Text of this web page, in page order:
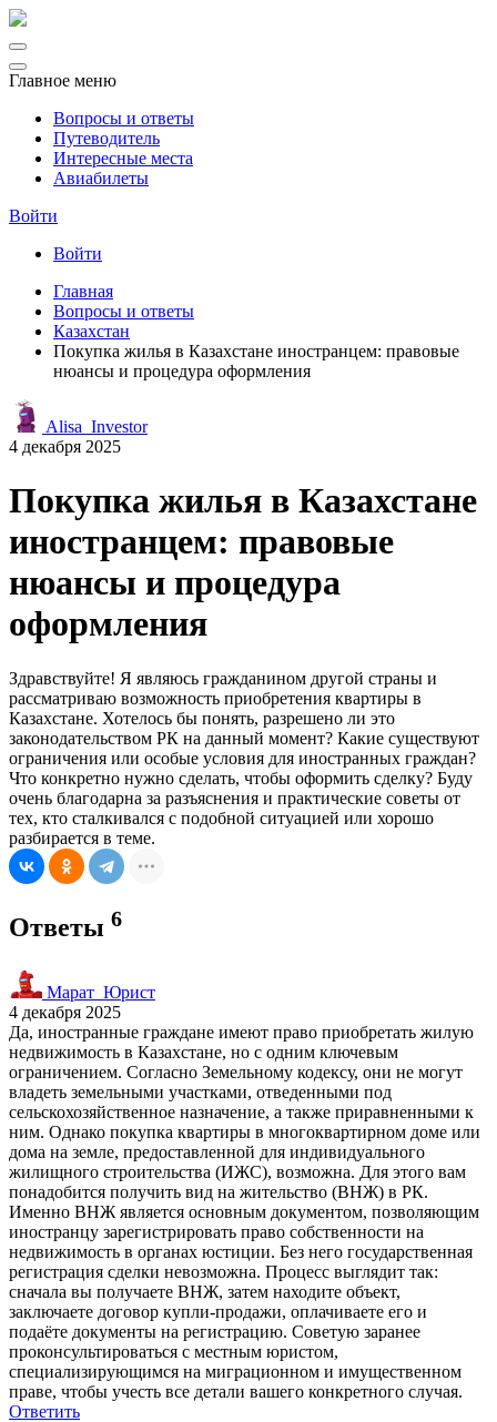
Главное меню
Вопросы и ответы
Путеводитель
Интересные места
Авиабилеты
Войти
Войти
Главная
Вопросы и ответы
Казахстан
Покупка жилья в Казахстане иностранцем: правовые
нюансы и процедура оформления
Alisa_Investor
4 декабря 2025
Покупка жилья в Казахстане
иностранцем: правовые
нюансы и процедура
оформления
Здравствуйте! Я являюсь гражданином другой страны и
рассматриваю возможность приобретения квартиры в
Казахстане. Хотелось бы понять, разрешено ли это
законодательством РК на данный момент? Какие существуют
ограничения или особые условия для иностранных граждан?
Что конкретно нужно сделать, чтобы оформить сделку? Буду
очень благодарна за разъяснения и практические советы от
тех, кто сталкивался с подобной ситуацией или хорошо
разбирается в теме.
Ответы 6
Марат_Юрист
4 декабря 2025
Да, иностранные граждане имеют право приобретать жилую
недвижимость в Казахстане, но с одним ключевым
ограничением. Согласно Земельному кодексу, они не могут
владеть земельными участками, отведенными под
сельскохозяйственное назначение, а также приравненными к
ним. Однако покупка квартиры в многоквартирном доме или
дома на земле, предоставленной для индивидуального
жилищного строительства (ИЖС), возможна. Для этого вам
понадобится получить вид на жительство (ВНЖ) в РК.
Именно ВНЖ является основным документом, позволяющим
иностранцу зарегистрировать право собственности на
недвижимость в органах юстиции. Без него государственная
регистрация сделки невозможна. Процесс выглядит так:
сначала вы получаете ВНЖ, затем находите объект,
заключаете договор купли-продажи, оплачиваете его и
подаёте документы на регистрацию. Советую заранее
проконсультироваться с местным юристом,
специализирующимся на миграционном и имущественном
праве, чтобы учесть все детали вашего конкретного случая.
Ответить